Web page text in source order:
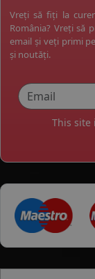
Vreți să fiți la
România? Vreți să
email și veți primi
și noutăți.
This site